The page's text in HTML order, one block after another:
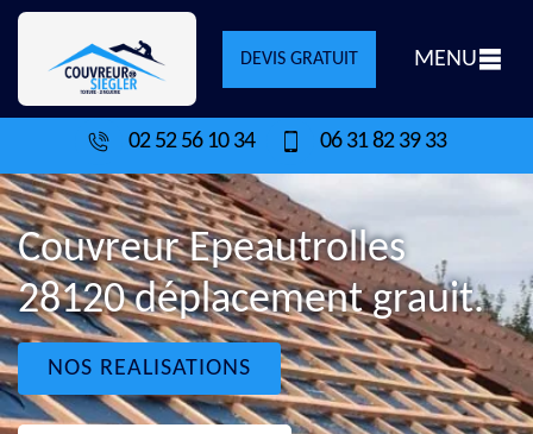
DEVIS GRATUIT MENU
02 52 56 10 34 06 31 82 39 33
Couvreur Epeautrolles
28120 déplacement grauit.
NOS REALISATIONS